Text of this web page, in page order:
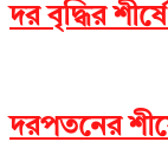
দর বৃদ্ধির
দরপতনের